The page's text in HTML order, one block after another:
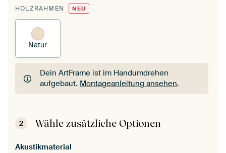
HOLZRAHMEN NEU
Natur
Dein ArtFrame ist im Handumdrehen
aufgebaut. Montageanleitung ansehen.
Dein ArtFrame ist im Handumdrehen
aufgebaut.Montageanleitung ansehen
2 Wähle zusätzliche Optionen
Akustikmaterial